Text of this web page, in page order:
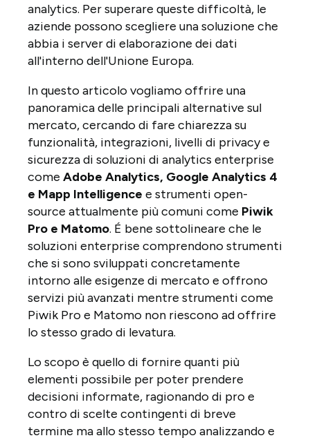
analytics. Per superare queste difficoltà, le
aziende possono scegliere una soluzione che
abbia i server di elaborazione dei dati
all'interno dell'Unione Europa.
In questo articolo vogliamo offrire una
panoramica delle principali alternative sul
mercato, cercando di fare chiarezza su
funzionalità, integrazioni, livelli di privacy e
sicurezza di soluzioni di analytics enterprise
come Adobe Analytics, Google Analytics 4
e Mapp Intelligence e strumenti open-
source attualmente più comuni come Piwik
Pro e Matomo. É bene sottolineare che le
soluzioni enterprise comprendono strumenti
che si sono sviluppati concretamente
intorno alle esigenze di mercato e offrono
servizi più avanzati mentre strumenti come
Piwik Pro e Matomo non riescono ad offrire
lo stesso grado di levatura.
Lo scopo è quello di fornire quanti più
elementi possibile per poter prendere
decisioni informate, ragionando di pro e
contro di scelte contingenti di breve
termine ma allo stesso tempo analizzando e